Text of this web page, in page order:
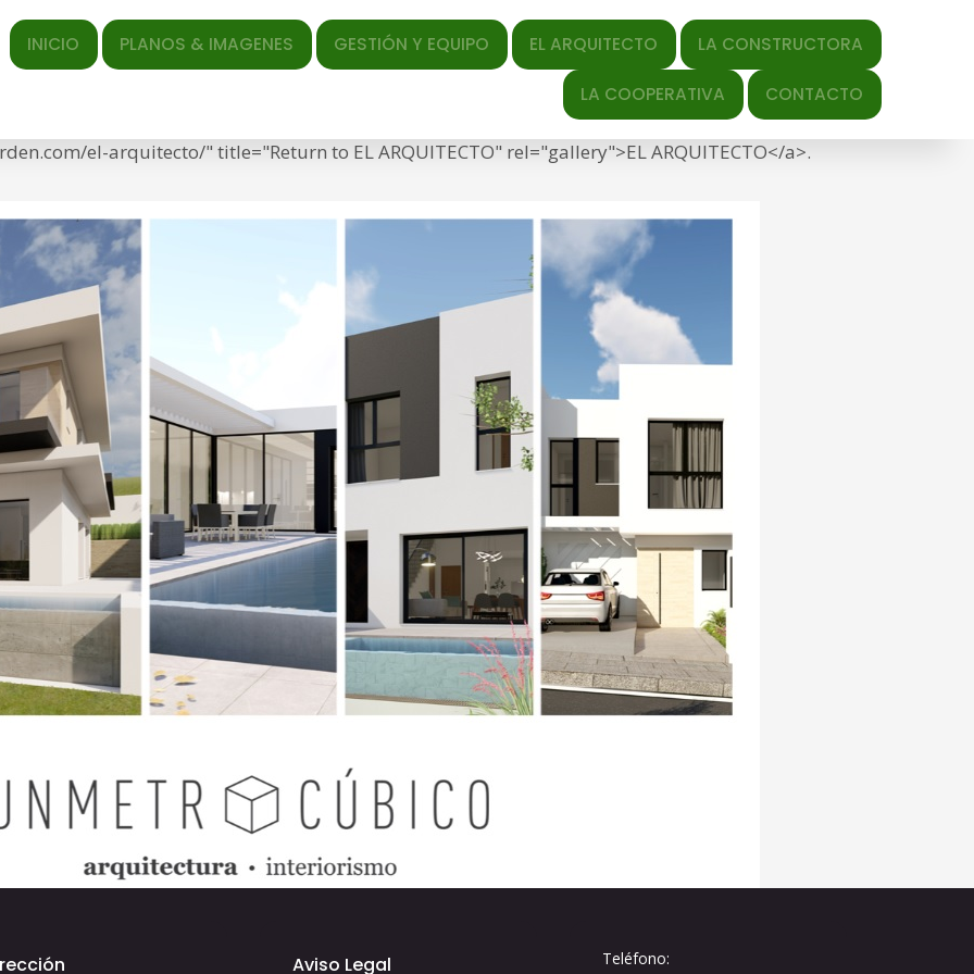
PLANOS & IMAGENES GESTIÓN Y EQUIPO EL ARQUITECTO LA CONSTRUCTORA
LA COOPERATIVA CONTACTO
</span> <span class="entry-date"><time class="entry-date" datetime="2022-09-
torrequebradagarden.com/wp-content/uploads/2022/09/un-metro-cubico.jpg" title="Link to full-
el-arquitecto/" title="Return to EL ARQUITECTO" rel="gallery">EL ARQUITECTO</a>.
Aviso Legal Teléfono: